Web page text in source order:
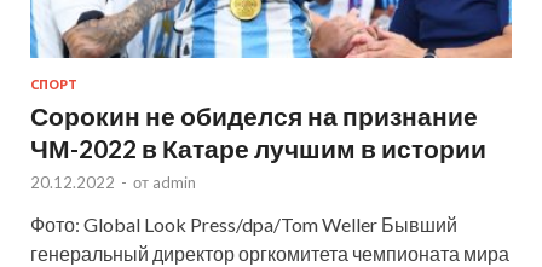
СПОРТ
Сорокин не обиделся на признание
ЧМ-2022 в Катаре лучшим в истории
20.12.2022 - от admin
Фото: Global Look Press/dpa/Tom Weller Бывший
генеральный директор оргкомитета чемпионата мира